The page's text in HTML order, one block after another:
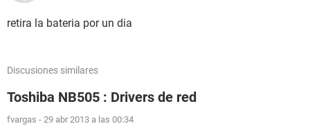
retira la bateria por un dia
Discusiones similares
Toshiba NB505 : Drivers de red
fvargas - 29 abr 2013 a las 00:34